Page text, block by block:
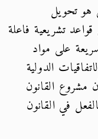
هو تحويل
تشريعية فاعلة
على مواد
الدولية
القانون
في القانون